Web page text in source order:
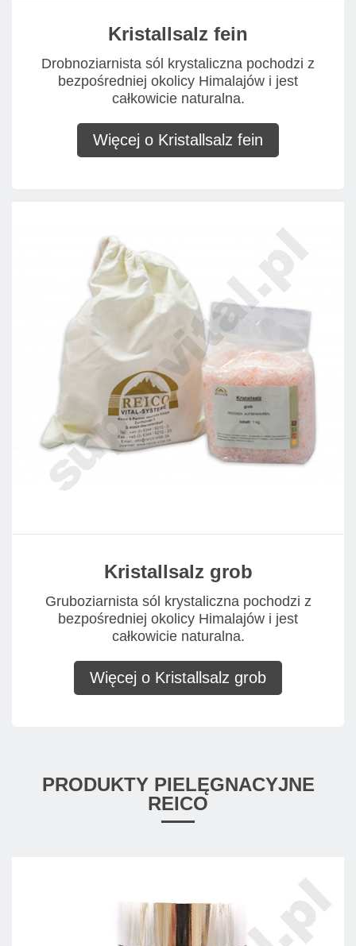
Kristallsalz fein
Drobnoziarnista sól krystaliczna pochodzi z
bezpośredniej okolicy Himalajów i jest
całkowicie naturalna.
Więcej o Kristallsalz fein
Kristallsalz grob
Gruboziarnista sól krystaliczna pochodzi z
bezpośredniej okolicy Himalajów i jest
całkowicie naturalna.
Więcej o Kristallsalz grob
PRODUKTY PIELĘGNACYJNE
REICO